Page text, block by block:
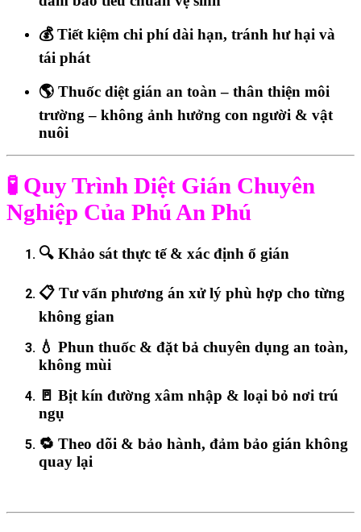
💰Tiết kiệm chi phí dài hạn, tránh hư hại và
tái phát
🌎 Thuốc diệt gián an toàn – thân thiện môi
trường – không ảnh hưởng con người & vật
nuôi
🧪 Quy Trình Diệt Gián Chuyên
Nghiệp Của Phú An Phú
🔍 Khảo sát thực tế & xác định ổ gián
📋 Tư vấn phương án xử lý phù hợp cho từng
không gian
💧 Phun thuốc & đặt bả chuyên dụng an toàn,
không mùi
🚪 Bịt kín đường xâm nhập & loại bỏ nơi trú
ngụ
🔁 Theo dõi & bảo hành, đảm bảo gián không
quay lại